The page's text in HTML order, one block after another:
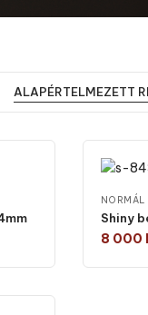
NORMÁL
Shiny
8 000